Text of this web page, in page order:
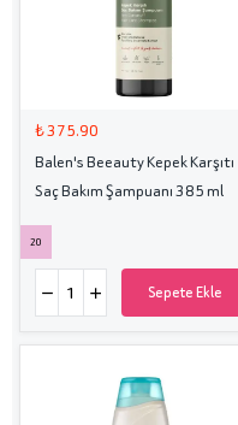
₺ 375.90
Balen's Beeauty Kepek Karşıtı
Saç Bakım Şampuanı 385 ml
20
Sepete Ekle